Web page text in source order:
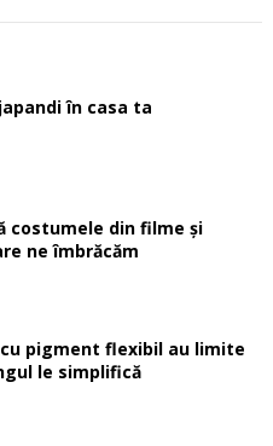
în casa ta
costumele din filme și
ne îmbrăcăm
pigment flexibil au limite
le simplifică